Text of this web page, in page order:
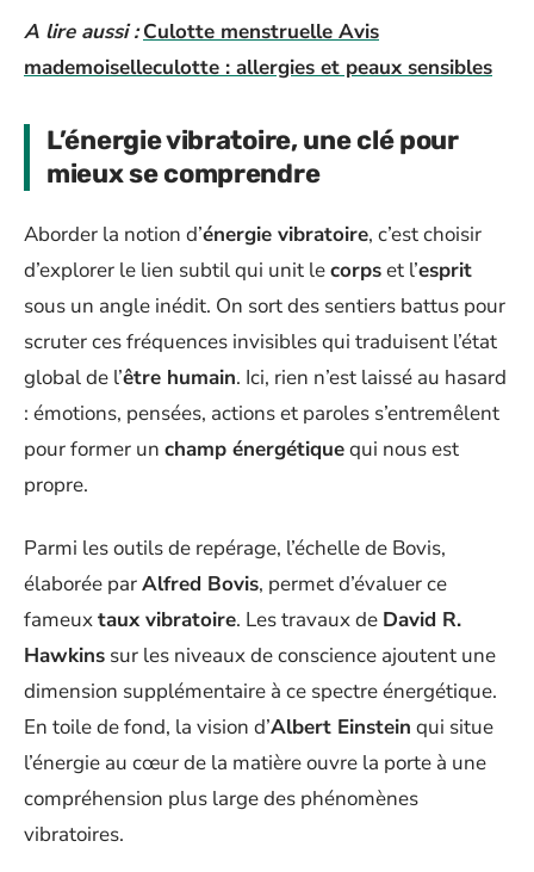
A lire aussi : Culotte menstruelle Avis
mademoiselleculotte : allergies et peaux sensibles
L’énergie vibratoire, une clé pour
mieux se comprendre
Aborder la notion d’énergie vibratoire, c’est choisir
d’explorer le lien subtil qui unit lecorpset l’esprit
sous un angle inédit. On sort des sentiers battus pour
scruter ces fréquences invisibles qui traduisent l’état
global de l’être humain. Ici, rien n’est laissé au hasard
: émotions, pensées, actions et paroles s’entremêlent
pour former un champ énergétiquequi nous est
propre.
Parmi les outils de repérage, l’échelle de Bovis,
élaborée parAlfred Bovis, permet d’évaluer ce
fameuxtaux vibratoire. Les travaux de David R.
Hawkins sur les niveaux de conscience ajoutent une
dimension supplémentaire à ce spectre énergétique.
En toile de fond, la vision d’Albert Einstein qui situe
l’énergie au cœur de la matière ouvre la porte à une
compréhension plus large des phénomènes
vibratoires.